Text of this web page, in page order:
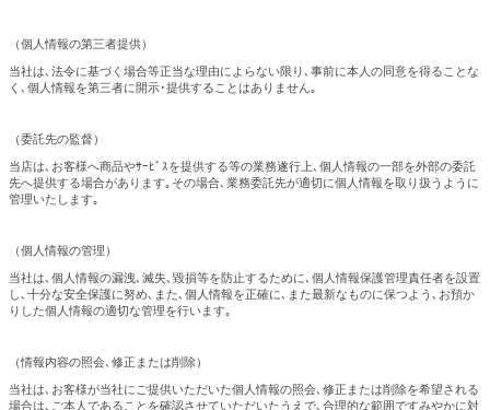
（個人情報の第三者提供）
当社は､法令に基づく場合等正当な理由によらない限り､事前に本人の同意を得ることな
く､個人情報を第三者に開示･提供することはありません｡
（委託先の監督）
当店は､お客様へ商品やｻｰﾋﾞｽを提供する等の業務遂行上､個人情報の一部を外部の委託
先へ提供する場合があります｡その場合､業務委託先が適切に個人情報を取り扱うように
管理いたします｡
（個人情報の管理）
当社は､個人情報の漏洩､滅失､毀損等を防止するために､個人情報保護管理責任者を設置
し､十分な安全保護に努め､また､個人情報を正確に､また最新なものに保つよう､お預か
りした個人情報の適切な管理を行います｡
（情報内容の照会､修正または削除）
当社は､お客様が当社にご提供いただいた個人情報の照会､修正または削除を希望される
場合は､ご本人であることを確認させていただいたうえで､合理的な範囲ですみやかに対